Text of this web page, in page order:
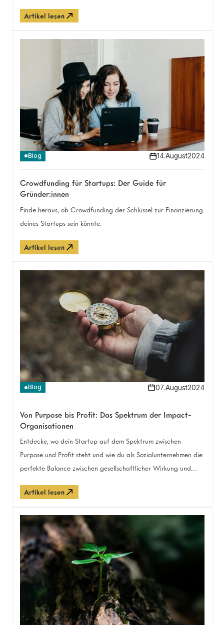
Strom einen Partner gefunden, der unsere Vision teilt.
Artikel lesen
Blog 14.August2024
Crowdfunding für Startups: Der Guide für
Gründer:innen
Finde heraus, ob Crowdfunding der Schlüssel zur Finanzierung
deines Startups sein könnte.
Artikel lesen
Blog 07.August2024
Von Purpose bis Profit: Das Spektrum der Impact-
Organisationen
Entdecke, wo dein Startup auf dem Spektrum zwischen
Purpose und Profit steht und wie du als Sozialunternehmen die
perfekte Balance zwischen gesellschaftlicher Wirkung und
Artikel lesen